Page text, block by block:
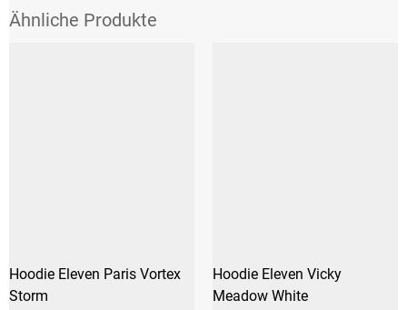
Hoodie Eleven Paris Vortex
Storm
Hoodie Eleven Vicky
Meadow White